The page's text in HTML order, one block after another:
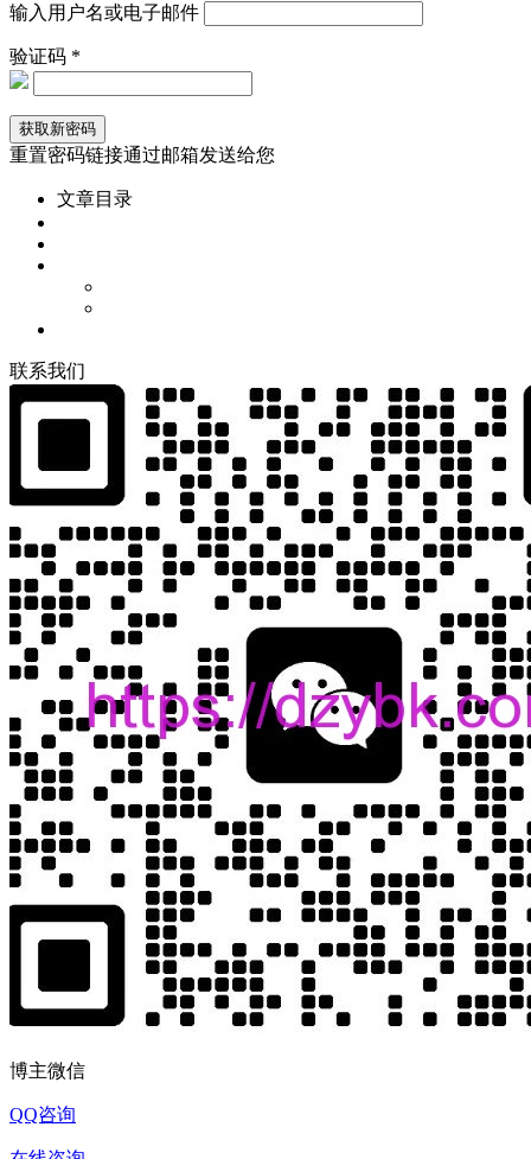
输入用户名或电子邮件
验证码 *
重置密码链接通过邮箱发送给您
文章目录
联系我们
博主微信
QQ咨询